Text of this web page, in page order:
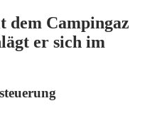
dem Campingaz
er sich im